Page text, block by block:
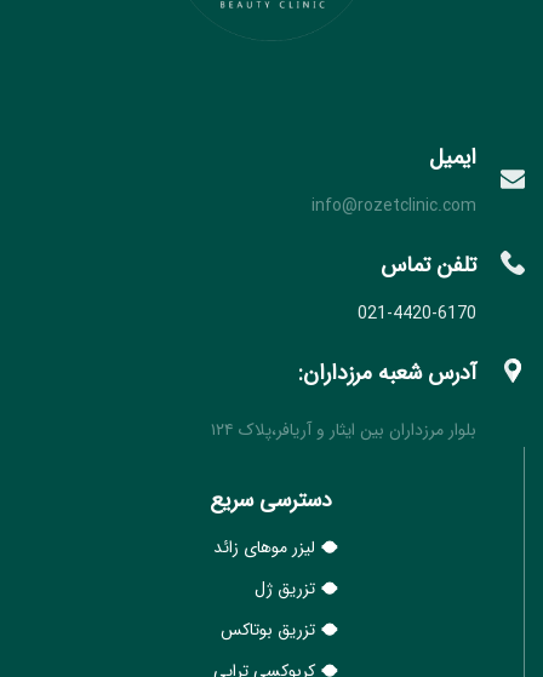
ایمیل
info@rozetclinic.com
تلفن تماس
021-4420-6170
آدرس شعبه مرزداران:
بلوار مرزداران بین ایثار و آریافر،پلاک ۱۲۴
دسترسی سریع
لیزر موهای زائد
تزریق ژل
تزریق بوتاکس
کربوکسی تراپی